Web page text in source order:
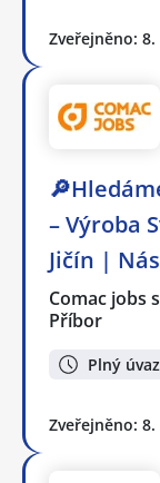
Zveřejněno:
– Výroba
Jičín |
Comac jobs
Příbor
Plný
Zveřejněno: